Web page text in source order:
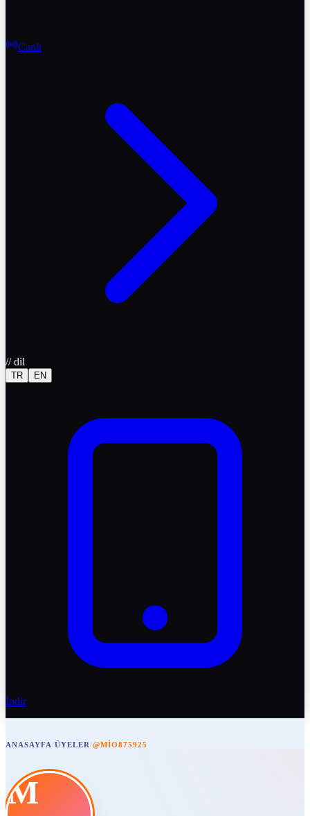
Canlı
//dil
TR EN
İndir
ANASAYFA/ÜYELER/@MIO875925
M